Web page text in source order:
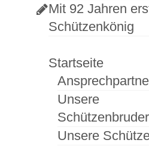
Mit 92 Jahren
Schützenkönig
Startseite
Unsere
Unsere